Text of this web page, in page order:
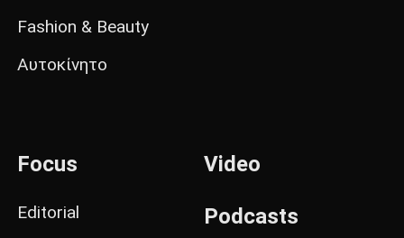
Fashion & Beauty
Αυτοκίνητο
Focus
Editorial
Video
Podcasts